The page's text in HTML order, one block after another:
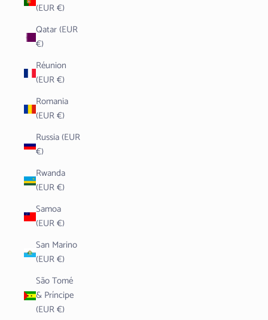
(EUR €)
Qatar (EUR
€)
Réunion
(EUR €)
Romania
(EUR €)
Russia (EUR
€)
Rwanda
(EUR €)
Samoa
(EUR €)
San Marino
(EUR €)
São Tomé
& Príncipe
(EUR €)